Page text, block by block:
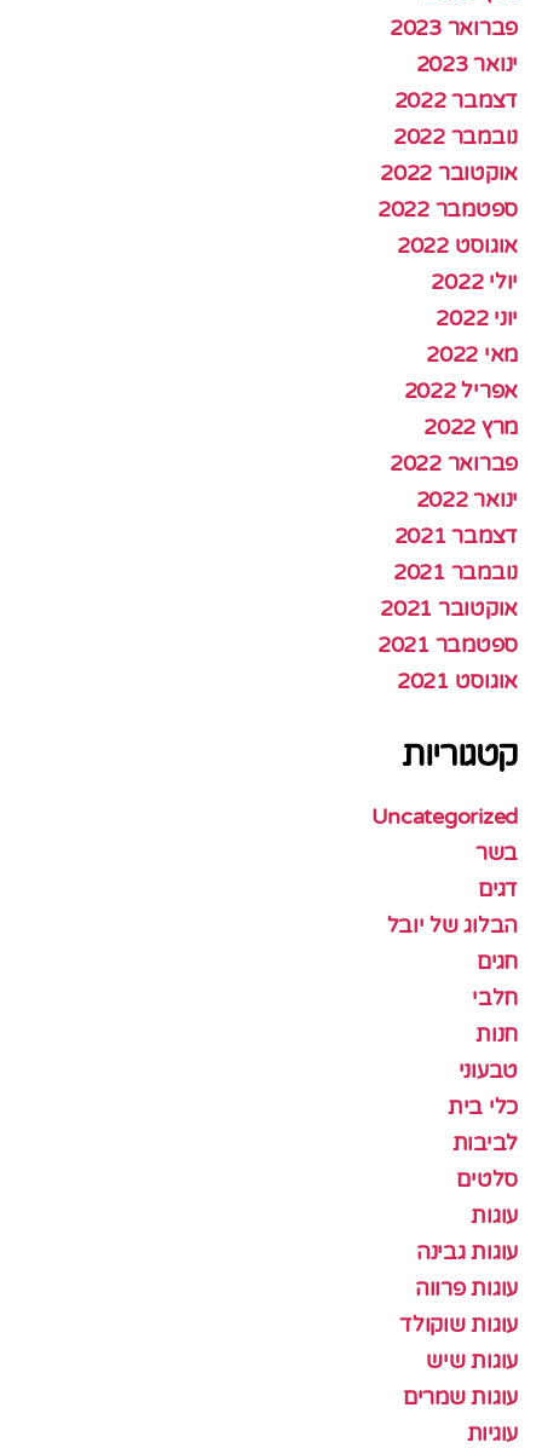
פברואר 2023
ינואר 2023
דצמבר 2022
נובמבר 2022
אוקטובר 2022
ספטמבר 2022
אוגוסט 2022
יולי 2022
יוני 2022
מאי 2022
אפריל 2022
מרץ 2022
פברואר 2022
ינואר 2022
דצמבר 2021
נובמבר 2021
אוקטובר 2021
ספטמבר 2021
אוגוסט 2021
קטגוריות
Uncategorized
בשר
דגים
הבלוג של יובל
חגים
חלבי
חנות
טבעוני
כלי בית
לביבות
סלטים
עוגות
עוגות גבינה
עוגות פרווה
עוגות שוקולד
עוגות שיש
עוגות שמרים
עוגיות